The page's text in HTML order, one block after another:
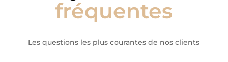
fréquentes
Les questions les plus courantes de nos clients